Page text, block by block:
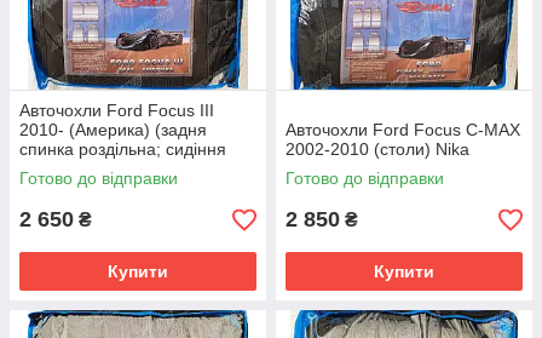
Авточохли Ford Focus III
2010- (Америка) (задня
спинка роздільна; сидіння
цільне) Nika
Готово до відправки
2 650 ₴
Купити
Авточохли Ford Focus C-MAX
2002-2010 (столи) Nika
Готово до відправки
2 850 ₴
Купити